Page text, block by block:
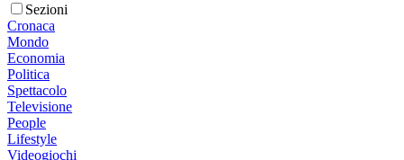
Sezioni
Cronaca
Mondo
Economia
Politica
Spettacolo
Televisione
People
Lifestyle
Videogiochi